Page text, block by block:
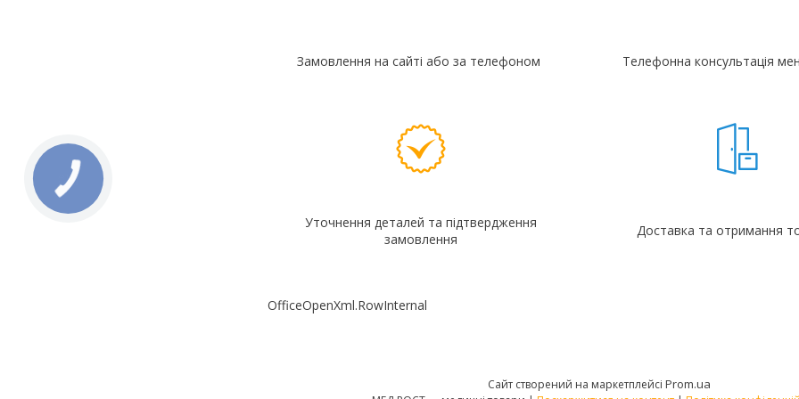
Замовлення на сайті або за телефоном Телефонна консультація
Уточнення деталей та підтвердження
замовлення
Доставка та отримання
OfficeOpenXml.RowInternal
Сайт створений на маркетплейсі Prom.ua